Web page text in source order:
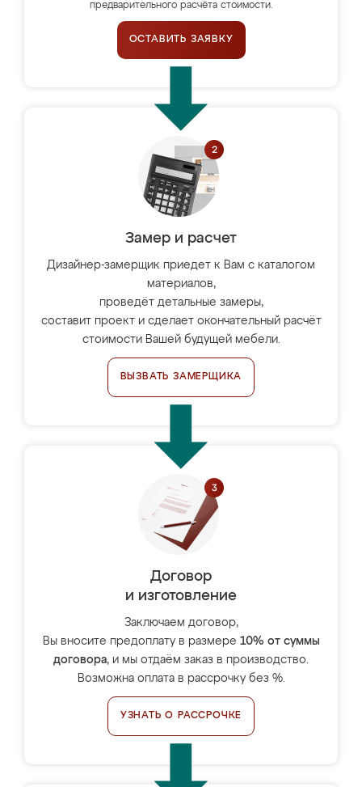
предварительного расчёта стоимости.
ОСТАВИТЬ ЗАЯВКУ
Замер и расчет
Дизайнер-замерщик приедет к Вам с каталогом
материалов,
проведёт детальные замеры,
составит проект и сделает окончательный расчёт
стоимости Вашей будущей мебели.
ВЫЗВАТЬ ЗАМЕРЩИКА
Договор
и изготовление
Заключаем договор,
Вы вносите предоплату в размере 10% от суммы
договора, и мы отдаём заказ в производство.
Возможна оплата в рассрочку без %.
УЗНАТЬ О РАССРОЧКЕ